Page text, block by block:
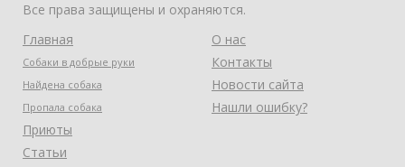
Все права защищены и охраняются.
Главная
Собаки в добрые руки
Найдена собака
Пропала собака
Приюты
Статьи
О нас
Контакты
Новости сайта
Нашли ошибку?